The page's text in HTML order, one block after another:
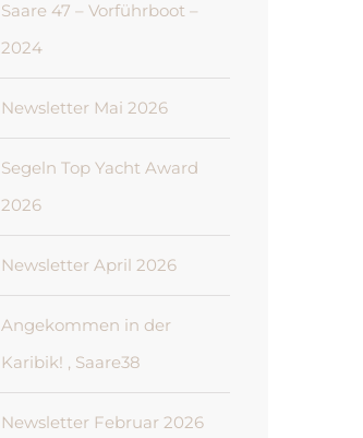
Saare 47 – Vorführboot –
2024
Newsletter Mai 2026
Segeln Top Yacht Award
2026
Newsletter April 2026
Angekommen in der
Karibik! , Saare38
Newsletter Februar 2026